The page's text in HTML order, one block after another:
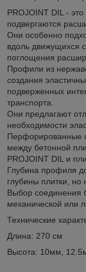
PROJOINT DIL -
подвергаются
Они особенно
вдоль движущихся
поглощения
Профили из
создания
подверженных
транспорта.
Они предлагают
необходимости
Перфорированные
между бетонной
PROJOINT DIL и
Глубина профиля
глубины плитки, но
Выбор соединения
механической или
Технические
Длина: 270 см
Высота: 10мм,